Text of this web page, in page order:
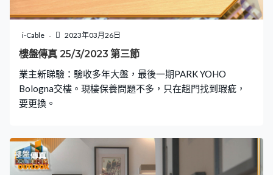
i-Cable 2023年03月26日
樓盤傳真 25/3/2023 第三節
業主新睇驗：驗收多年大盤，最後一期PARK YOHO
Bologna交樓。現樓保養問題不多，只在趟門找到瑕疵，
要更換。